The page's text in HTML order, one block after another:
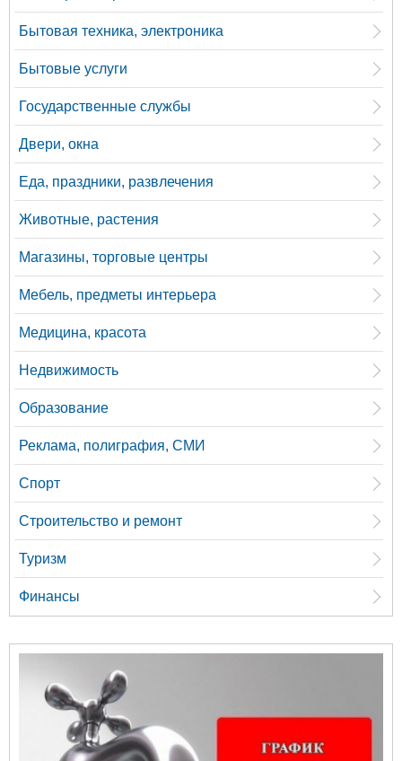
Бытовая техника, электроника
Бытовые услуги
Государственные службы
Двери, окна
Еда, праздники, развлечения
Животные, растения
Магазины, торговые центры
Мебель, предметы интерьера
Медицина, красота
Недвижимость
Образование
Реклама, полиграфия, СМИ
Спорт
Строительство и ремонт
Туризм
Финансы